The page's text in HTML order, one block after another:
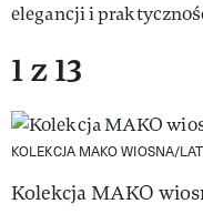
elegancji i
1 z 13
KOLEKCJA MAKO WIOSNA/
Kolekcja MAKO